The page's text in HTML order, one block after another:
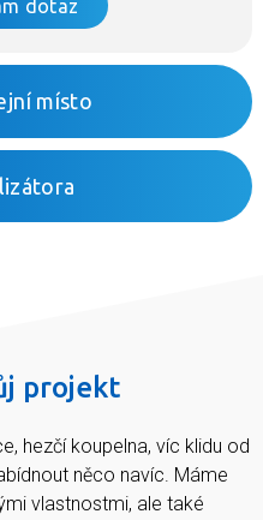
dotaz
místo
projekt
hezčí koupelna, víc klidu od
něco navíc. Máme
vlastnostmi, ale také